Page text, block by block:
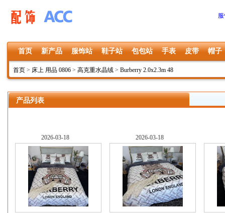
首页 新产品 服饰站 鞋子站 包包站 手表 皮带 帽子
首页 > 床上 用品 0806 > 高克重水晶绒 > Burberry 2.0x2.3m 48
产品列表
2026-03-18 2026-03-18